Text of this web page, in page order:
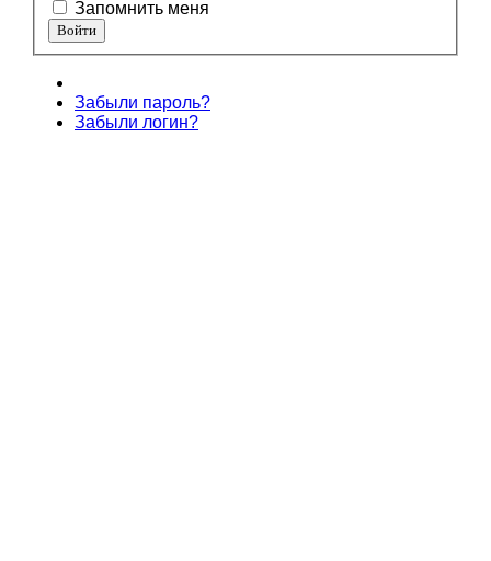
Запомнить меня
Забыли пароль?
Забыли логин?